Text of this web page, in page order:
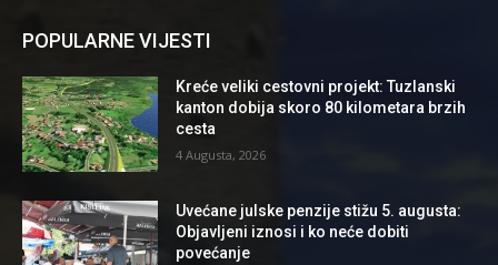
POPULARNE VIJESTI
Kreće veliki cestovni projekt: Tuzlanski
kanton dobija skoro 80 kilometara brzih
cesta
4 Augusta, 2026
Uvećane julske penzije stižu 5. augusta:
Objavljeni iznosi i ko neće dobiti
povećanje